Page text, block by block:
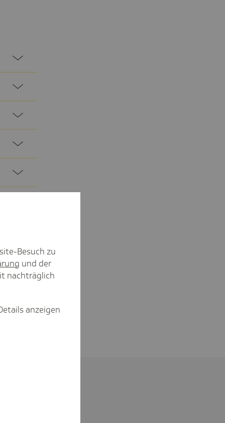
Besuch zu
und der
nachträglich
anzeigen